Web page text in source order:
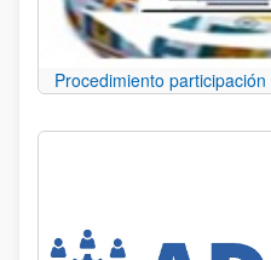
Procedimiento